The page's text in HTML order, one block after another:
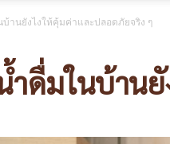
บ้านยังไงให้คุ้มค่าและปลอดภัยจริง ๆ
ำดื่มในบ้าน